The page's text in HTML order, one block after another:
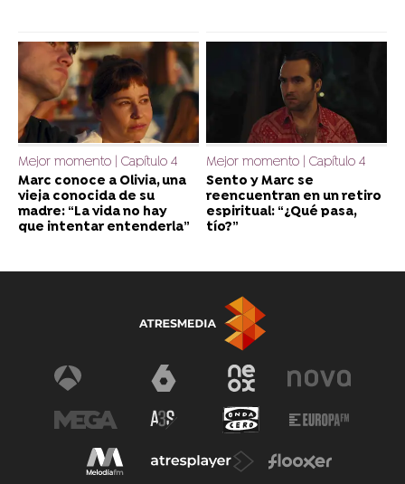
Mejor momento | Capítulo 4
Marc conoce a Olivia, una
vieja conocida de su
madre: “La vida no hay
que intentar entenderla”
Mejor momento | Capítulo 4
Sento y Marc se
reencuentran en un retiro
espiritual: “¿Qué pasa,
tío?”